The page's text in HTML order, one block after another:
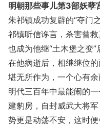
明朝那些事儿第3部妖孽
朱祁镇成功复辟的“夺门
祁镇听信谗言，杀害曾
也成为他继“土木堡之变
在他病逝后，相继继位
堪无所作为，一个心有
明代三百年中最能闹的
建豹房，自封威武大将
势更是动荡不安，这时